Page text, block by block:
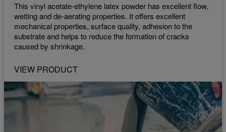
This vinyl acetate-ethylene latex powder has excellent flow,
wetting and de-aerating properties. It offers excellent
mechanical properties, surface quality, adhesion to the
substrate and helps to reduce the formation of cracks
caused by shrinkage.
VIEW PRODUCT